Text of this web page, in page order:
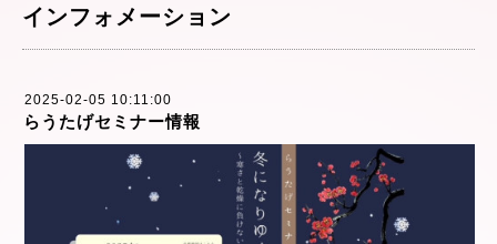
インフォメーション
2025-02-05 10:11:00
らうたげセミナー情報